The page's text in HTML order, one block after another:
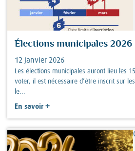
Élections municipales 2026
12 janvier 2026
Les élections municipales auront lieu les
voter, il est nécessaire d’être inscrit sur
le...
En savoir +